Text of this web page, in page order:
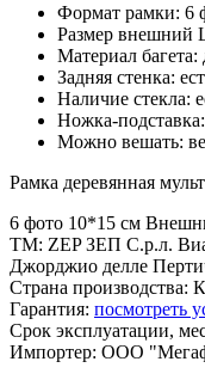
Формат рамки: 6
Размер
Материал багета:
Задняя стенка:
Наличие стекла:
Ножка-
Можно вешать:
Рамка деревянная
6 фото 10*15 см
ТМ: ZEP ЗЕП С.р.л.
Джорджио делле
Страна производства:
Гарантия: посмотреть
Срок эксплуатации,
Импортер: ООО